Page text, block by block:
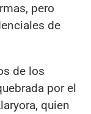
pero
de
de los
por el
quien